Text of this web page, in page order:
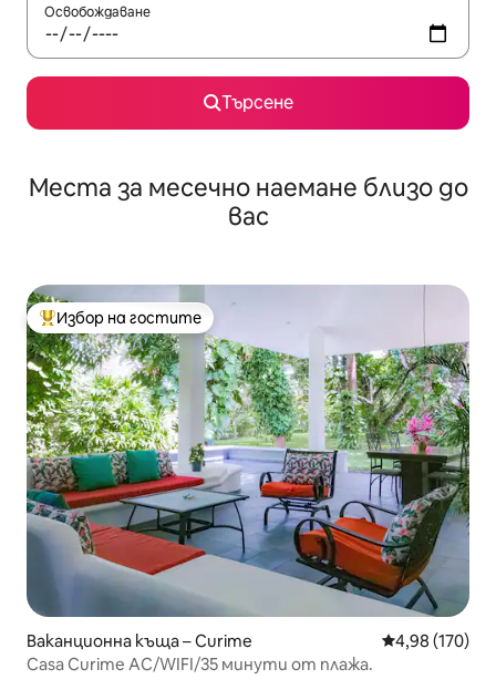
Освобождаване
Търсене
Места за месечно наемане близо до
вас
Най-популярен избор на гостите
Избор на гостите
Ваканционна къща – Curime Средна
4,98 (170)
Casa Curime AC/WIFI/35 минути от плажа.